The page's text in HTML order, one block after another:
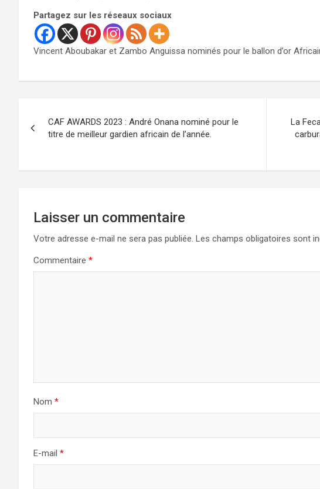
Partagez sur les réseaux sociaux
Vincent Aboubakar et Zambo Anguissa nominés pour le ballon d’or
de
CAF AWARDS 2023 : André Onana nominé pour le
titre de meilleur gardien africain de l’année.
La
Laisser un commentaire
Votre adresse e-mail ne sera pas publiée. Les champs obligatoires sont
Commentaire *
Nom *
E-mail *